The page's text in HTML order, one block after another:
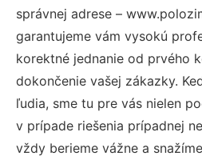
správnej adrese –
garantujeme vám vysokú
korektné jednanie od prvého
dokončenie vašej zákazky.
ľudia, sme tu pre vás nielen
v prípade riešenia prípadnej
vždy berieme vážne a